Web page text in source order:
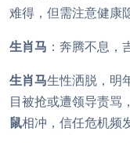
难得，但需注意健康
生肖马 ：奔腾不息，
生肖马生性洒脱，明
目被抢或遭领导责骂
鼠相冲，信任危机频